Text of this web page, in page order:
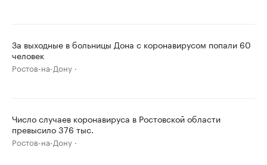
За выходные в больницы Дона с коронавирусом попали 60
человек
Ростов-на-Дону
Число случаев коронавируса в Ростовской области
превысило 376 тыс.
Ростов-на-Дону